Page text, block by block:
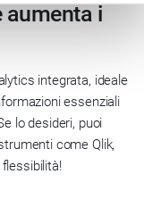
aumenta i
integrata, ideale
essenziali
lo desideri, puoi
come Qlik,